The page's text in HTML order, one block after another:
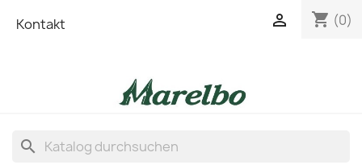
Kontakt shopping_cart (0)

search